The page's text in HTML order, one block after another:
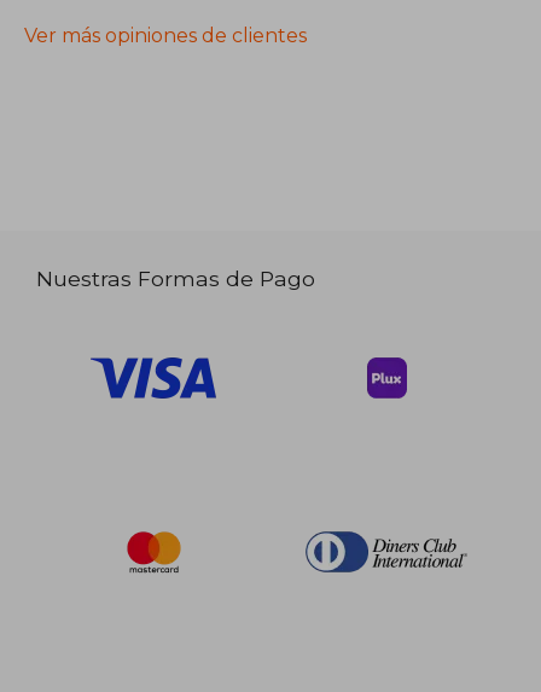
Ver más opiniones de clientes
Nuestras Formas de Pago